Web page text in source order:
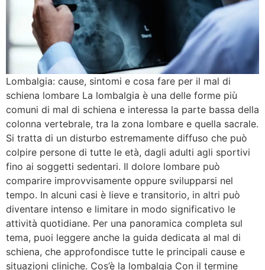
Lombalgia: cause, sintomi e cosa fare per il mal di
schiena lombare La lombalgia è una delle forme più
comuni di mal di schiena e interessa la parte bassa della
colonna vertebrale, tra la zona lombare e quella sacrale.
Si tratta di un disturbo estremamente diffuso che può
colpire persone di tutte le età, dagli adulti agli sportivi
fino ai soggetti sedentari. Il dolore lombare può
comparire improvvisamente oppure svilupparsi nel
tempo. In alcuni casi è lieve e transitorio, in altri può
diventare intenso e limitare in modo significativo le
attività quotidiane. Per una panoramica completa sul
tema, puoi leggere anche la guida dedicata al mal di
schiena, che approfondisce tutte le principali cause e
situazioni cliniche. Cos’è la lombalgia Con il termine